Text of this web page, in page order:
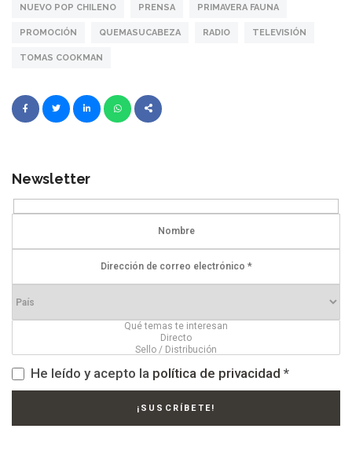
NUEVO POP CHILENO PRENSA PRIMAVERA FAUNA
PROMOCIÓN QUEMASUCABEZA RADIO TELEVISIÓN
TOMAS COOKMAN
Newsletter
He leído y acepto la política de privacidad *